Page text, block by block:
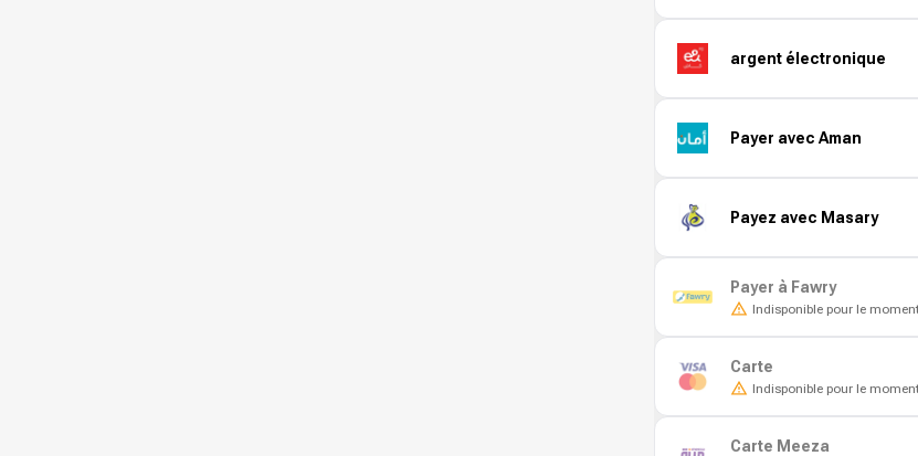
argent électronique
Payer avec Aman
Payez avec Masary
Payer à Fawry
Indisponible pour le
Carte
Indisponible pour le
Carte Meeza